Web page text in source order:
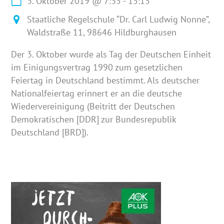
Staatliche Regelschule “Dr. Carl Ludwig Nonne”,
Waldstraße 11, 98646 Hildburghausen
Der 3. Oktober wurde als Tag der Deutschen Einheit
im Einigungsvertrag 1990 zum gesetzlichen
Feiertag in Deutschland bestimmt. Als deutscher
Nationalfeiertag erinnert er an die deutsche
Wiedervereinigung (Beitritt der Deutschen
Demokratischen [DDR] zur Bundesrepublik
Deutschland [BRD]).